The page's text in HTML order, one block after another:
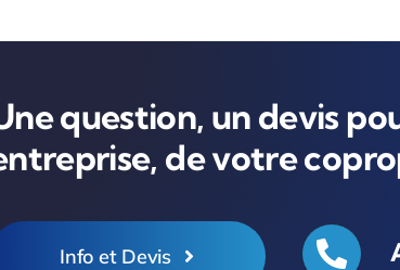
question, un devis
de votre
Info et Devis